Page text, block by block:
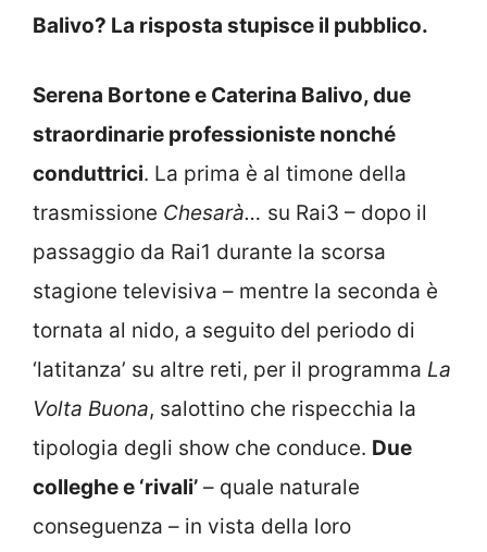
Balivo? La risposta stupisce il pubblico.
Serena Bortone e Caterina Balivo, due
straordinarie professioniste nonché
conduttrici. La prima è al timone della
trasmissione Chesarà… su Rai3 – dopo il
passaggio da Rai1 durante la scorsa
stagione televisiva – mentre la seconda è
tornata al nido, a seguito del periodo di
‘latitanza’ su altre reti, per il programma La
Volta Buona, salottino che rispecchia la
tipologia degli show che conduce. Due
colleghe e ‘rivali’ – quale naturale
conseguenza – in vista della loro